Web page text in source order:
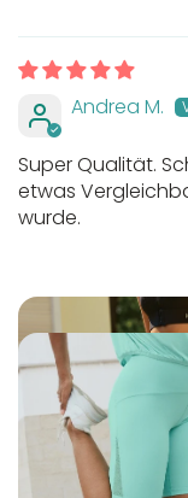
Andrea M.
Super Qualität.
etwas
wurde.